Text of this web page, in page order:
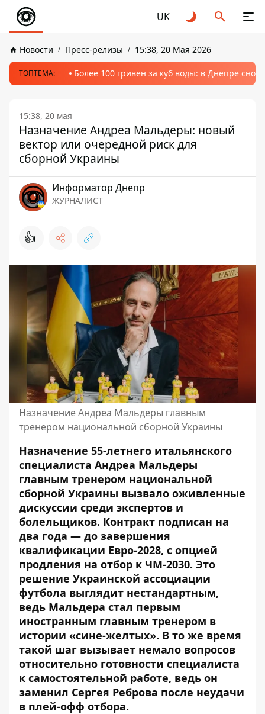
UK
Новости Пресс-релизы 15:38, 20 Мая 2026
ТОПТЕМА: Более 100 гривен за куб воды: в Днепре
15:38, 20 мая
Назначение Андреа Мальдеры: новый
вектор или очередной риск для
сборной Украины
Информатор Днепр
ЖУРНАЛИСТ
👍
Назначение Андреа Мальдеры главным
тренером национальной сборной Украины
Назначение 55-летнего итальянского
специалиста Андреа Мальдеры
главным тренером национальной
сборной Украины вызвало оживленные
дискуссии среди экспертов и
болельщиков. Контракт подписан на
два года — до завершения
квалификации Евро-2028, с опцией
продления на отбор к ЧМ-2030. Это
решение Украинской ассоциации
футбола выглядит нестандартным,
ведь Мальдера стал первым
иностранным главным тренером в
истории «сине-желтых». В то же время
такой шаг вызывает немало вопросов
относительно готовности специалиста
к самостоятельной работе, ведь он
заменил Сергея Реброва после неудачи
в плей-офф отбора.